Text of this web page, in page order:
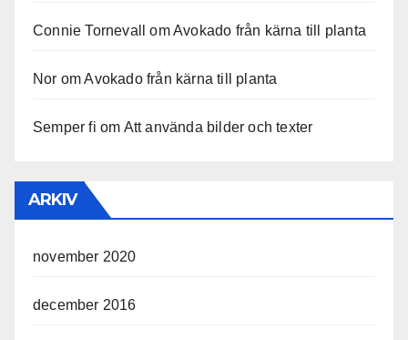
Connie Tornevall omAvokado från kärna till planta
Nor omAvokado från kärna till planta
Semper fi om Att använda bilder och texter
ARKIV
november 2020
december 2016